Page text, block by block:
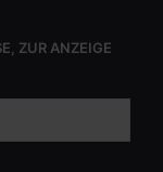
ZUR ANZEIGE